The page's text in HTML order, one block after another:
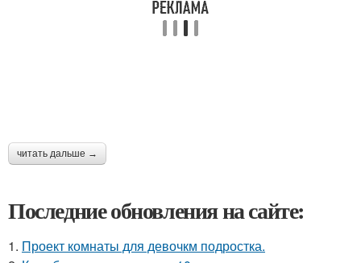
читать дальше →
Последние обновления на сайте:
1. Проект комнаты для девочкм подростка.